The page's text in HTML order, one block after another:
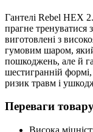
Гантелі Rebel HEX
прагне тренуватися
виготовлені з
гумовим шаром,
пошкоджень, але й
шестигранній формі,
ризик травм і
Переваги
Висока